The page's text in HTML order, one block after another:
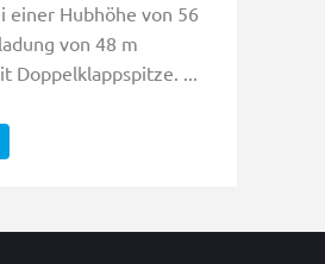
einer Hubhöhe von 56
von 48 m
Doppelklappspitze. ...